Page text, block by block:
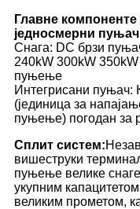
Главне
једносмерни пуњач
Снага: DC брзи
240kW 300kW
пуњење
Интегрисани пуњач:
(јединица за
пуњење) погодан за
Сплит систем:
вишеструки
пуњење велике
укупним
великим прометом,